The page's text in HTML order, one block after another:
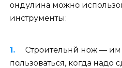
ондулина можно
инструменты:
Строительнй нож —
пользоваться, когда надо